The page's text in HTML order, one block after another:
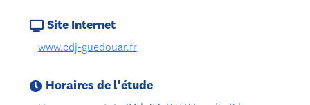
Site Internet
www.cdj-guedouar.fr
Horaires de l'étude